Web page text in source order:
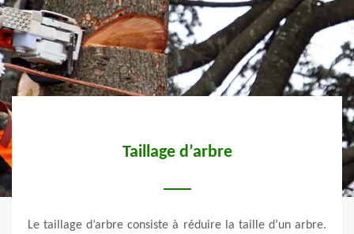
Taillage d’arbre
Le taillage d’arbre consiste à réduire la taille d’un arbre.